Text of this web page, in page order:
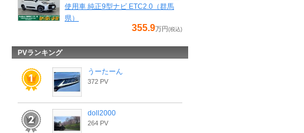
使用車 純正9型ナビ ETC2.0（群馬
県）
355.9万円 (税込)
PVランキング
うーたーん
372 PV
doll2000
264 PV